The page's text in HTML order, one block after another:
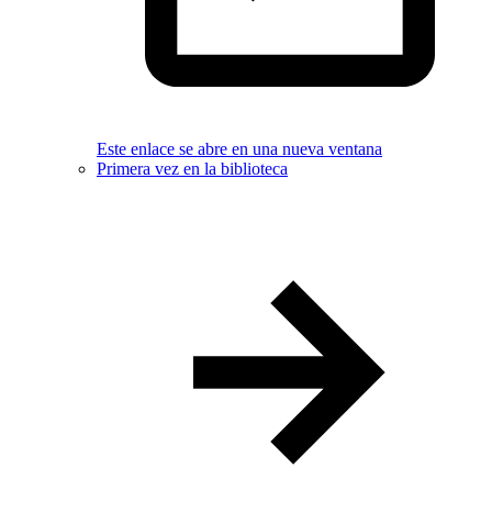
Este enlace se abre en una nueva ventana
Primera vez en la biblioteca